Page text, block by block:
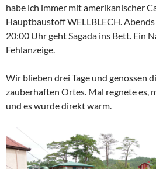
habe ich immer mit amerikanischer
Hauptbaustoff WELLBLECH.
20:00 Uhr geht Sagada ins Bett. Ein
Fehlanzeige.
Wir blieben drei Tage und genossen
zauberhaften Ortes. Mal regnete es,
und es wurde direkt warm.